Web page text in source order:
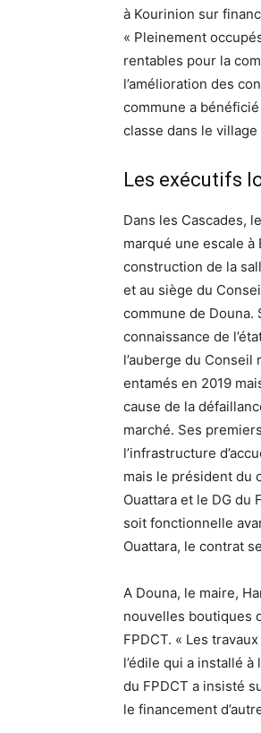
à Kourinion sur
« Pleinement
rentables pour la
l’amélioration des
commune a
classe dans le
Les exécutifs
Dans les Cascades,
marqué une escale
construction de la
et au siège du
commune de
connaissance de
l’auberge du Conseil
entamés en 2019
cause de la
marché. Ses
l’infrastructure
mais le président du
Ouattara et le DG du
soit fonctionnelle
Ouattara, le contrat
A Douna, le maire,
nouvelles boutiques
FPDCT. « Les
l’édile qui a installé
du FPDCT a insisté
le financement